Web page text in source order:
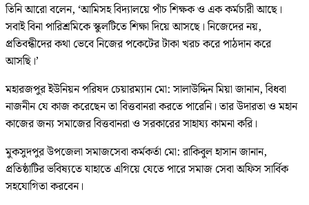
তিনি আরো বলেন, ‘আমিসহ বিদ্যালয়ে পাঁচ শিক্ষক ও এক কর্মচারী আছে।
সবাই বিনা পারিশ্রমিকে স্কুলটিতে শিক্ষা দিয়ে আসছে। নিজেদের নয়,
প্রতিবন্ধীদের কথা ভেবে নিজের পকেটের টাকা খরচ করে পাঠদান করে
আসছি।’
মহারজপুর ইউনিয়ন পরিষদ চেয়ারম্যান মো: সালাউদ্দিন মিয়া জানান, বিধবা
নাজনীন যে কাজ করেছেন তা বিত্তবানরা করতে পারেনি। তার উদারতা ও মহান
কাজের জন্য সমাজের বিত্তবানরা ও সরকারের সাহায্য কামনা করি।
মুকসুদপুর উপজেলা সমাজসেবা কর্মকর্তা মো: রাকিবুল হাসান জানান,
প্রতিষ্ঠাটির ভবিষ্যতে যাহাতে এগিয়ে যেতে পারে সমাজ সেবা অফিস সার্বিক
সহযোগিতা করবেন।